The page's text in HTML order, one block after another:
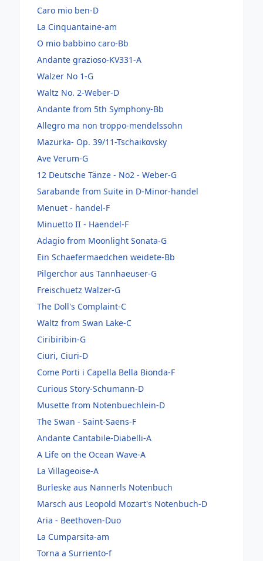
Caro mio ben-D
La Cinquantaine-am
O mio babbino caro-Bb
Andante grazioso-KV331-A
Walzer No 1-G
Waltz No. 2-Weber-D
Andante from 5th Symphony-Bb
Allegro ma non troppo-mendelssohn
Mazurka- Op. 39/11-Tschaikovsky
Ave Verum-G
12 Deutsche Tänze - No2 - Weber-G
Sarabande from Suite in D-Minor-handel
Menuet - handel-F
Minuetto II - Haendel-F
Adagio from Moonlight Sonata-G
Ein Schaefermaedchen weidete-Bb
Pilgerchor aus Tannhaeuser-G
Freischuetz Walzer-G
The Doll's Complaint-C
Waltz from Swan Lake-C
Ciribiribin-G
Ciuri, Ciuri-D
Come Porti i Capella Bella Bionda-F
Curious Story-Schumann-D
Musette from Notenbuechlein-D
The Swan - Saint-Saens-F
Andante Cantabile-Diabelli-A
A Life on the Ocean Wave-A
La Villageoise-A
Burleske aus Nannerls Notenbuch
Marsch aus Leopold Mozart's Notenbuch-D
Aria - Beethoven-Duo
La Cumparsita-am
Torna a Surriento-f